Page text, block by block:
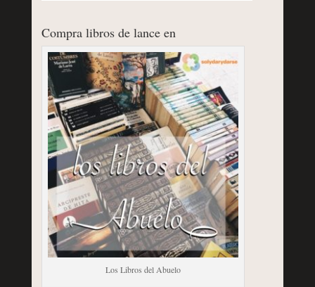
Compra libros de lance en
Los Libros del Abuelo